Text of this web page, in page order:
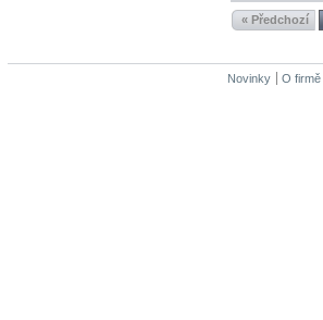
« Předchozí
Novinky O firmě